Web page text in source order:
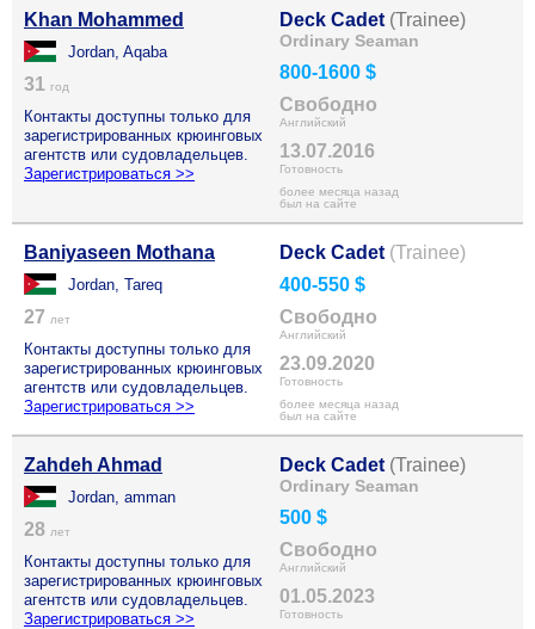
Khan Mohammed
Jordan, Aqaba
31 год
Контакты доступны только для
зарегистрированных крюинговых
агентств или судовладельцев.
Зарегистрироваться >>
Deck Cadet (Trainee)
Ordinary Seaman
800-1600 $
Свободно
Английский
13.07.2016
Готовность
более месяца назад
был на сайте
Baniyaseen Mothana
Jordan, Tareq
27 лет
Контакты доступны только для
зарегистрированных крюинговых
агентств или судовладельцев.
Зарегистрироваться >>
Deck Cadet (Trainee)
400-550 $
Свободно
Английский
23.09.2020
Готовность
более месяца назад
был на сайте
Zahdeh Ahmad
Jordan, amman
28 лет
Контакты доступны только для
зарегистрированных крюинговых
агентств или судовладельцев.
Зарегистрироваться >>
Deck Cadet (Trainee)
Ordinary Seaman
500 $
Свободно
Английский
01.05.2023
Готовность